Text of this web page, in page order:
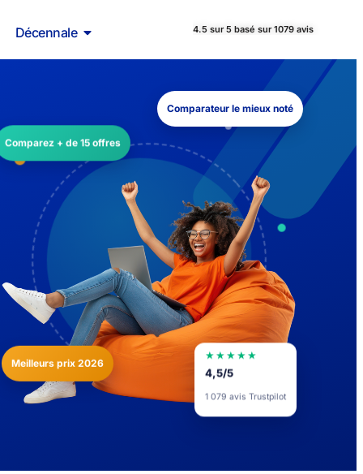
Décennale 4.5 sur 5 basé sur 1079 avis
Comparez + de 15 offres
Meilleurs prix 2026
Comparateur le mieux noté
★★★★★
4,5/5
1 079 avis Trustpilot